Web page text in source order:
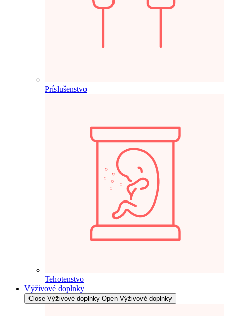
Príslušenstvo
Tehotenstvo
Výživové doplnky
Close Výživové doplnky Open Výživové doplnky